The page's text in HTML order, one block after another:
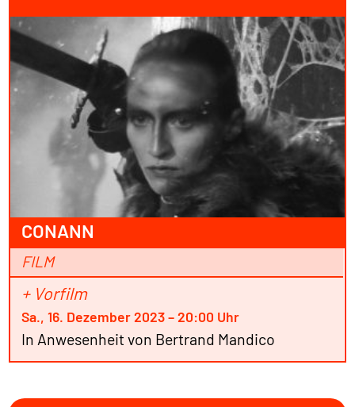
CONANN
FILM
+ Vorfilm
Sa., 16. Dezember 2023 – 20:00 Uhr
In Anwesenheit von Bertrand Mandico